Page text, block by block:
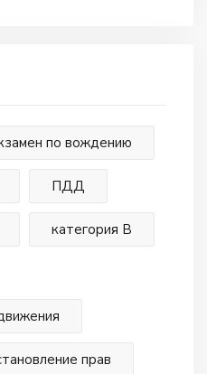
по вождению
ПДД
категория В
прав